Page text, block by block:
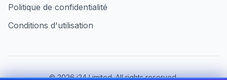
Politique de confidentialité
Conditions d'utilisation
©2026i24 Limited. All rights reserved.